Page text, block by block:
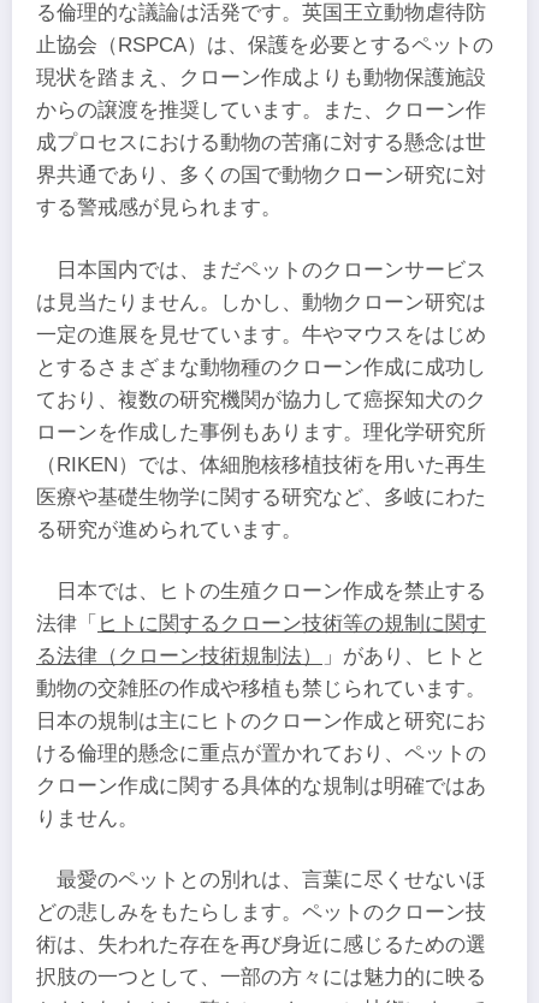
る倫理的な議論は活発です。英国王立動物虐待防
止協会（RSPCA）は、保護を必要とするペットの
現状を踏まえ、クローン作成よりも動物保護施設
からの譲渡を推奨しています。また、クローン作
成プロセスにおける動物の苦痛に対する懸念は世
界共通であり、多くの国で動物クローン研究に対
する警戒感が見られます。
日本国内では、まだペットのクローンサービス
は見当たりません。しかし、動物クローン研究は
一定の進展を見せています。牛やマウスをはじめ
とするさまざまな動物種のクローン作成に成功し
ており、複数の研究機関が協力して癌探知犬のク
ローンを作成した事例もあります。理化学研究所
（RIKEN）では、体細胞核移植技術を用いた再生
医療や基礎生物学に関する研究など、多岐にわた
る研究が進められています。
日本では、ヒトの生殖クローン作成を禁止する
法律「 ヒトに関するクローン技術等の規制に関す
る法律（クローン技術規制法）
」があり、ヒトと
動物の交雑胚の作成や移植も禁じられています。
日本の規制は主にヒトのクローン作成と研究にお
ける倫理的懸念に重点が置かれており、ペットの
クローン作成に関する具体的な規制は明確ではあ
りません。
最愛のペットとの別れは、言葉に尽くせないほ
どの悲しみをもたらします。ペットのクローン技
術は、失われた存在を再び身近に感じるための選
択肢の一つとして、一部の方々には魅力的に映る